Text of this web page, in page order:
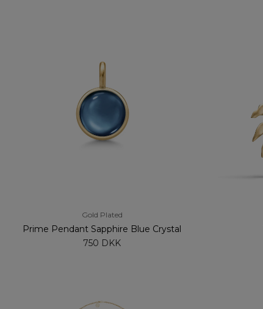
Gold Plated
Prime Pendant Sapphire Blue Crystal
750 DKK